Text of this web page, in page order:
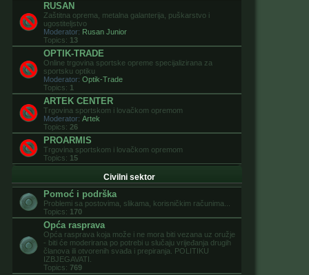
RUSAN
Zaštitna oprema, metalna galanterija, puškarstvo i
ugostiteljstvo
Moderator: Rusan Junior
Topics: 13
OPTIK-TRADE
Online trgovina sportske opreme specijalizirana za
sportsku optiku
Moderator: Optik-Trade
Topics: 1
ARTEK CENTER
Trgovina sportskom i lovačkom opremom
Moderator: Artek
Topics: 26
PROARMIS
Trgovina sportskom i lovačkom opremom
Topics: 15
Civilni sektor
Pomoć i podrška
Problemi sa postovima, slikama, korisničkim računima...
Topics: 170
Opća rasprava
Opća rasprava koja može i ne mora biti vezana uz oružje
- biti će moderirana po potrebi u slučaju vrijeđanja drugih
članova ili otvorenih svađa i prepiranja. POLITIKU
IZBJEGAVATI.
Topics: 769